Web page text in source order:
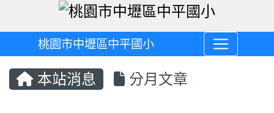
桃園市中壢區中平國小
本站消息 分月文章